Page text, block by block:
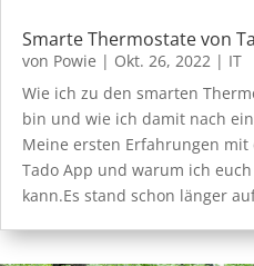
Smarte Thermostate von
von Powie | Okt. 26, 2022 | IT
Wie ich zu den smarten
bin und wie ich damit nach
Meine ersten Erfahrungen
Tado App und warum ich
kann.Es stand schon länger